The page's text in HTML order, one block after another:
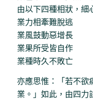
由以下四種相狀，細
業力相牽難脫逃
業風鼓動惡增長
業果所受皆自作
業種時久不敗亡
亦應思惟：「若不欲
業。」如此，由四力